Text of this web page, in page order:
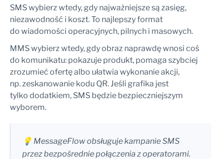
SMS wybierz wtedy, gdy najważniejsze są zasięg,
niezawodność i koszt. To najlepszy format
do wiadomości operacyjnych, pilnych i masowych.
MMS wybierz wtedy, gdy obraz naprawdę wnosi coś
do komunikatu: pokazuje produkt, pomaga szybciej
zrozumieć ofertę albo ułatwia wykonanie akcji,
np. zeskanowanie kodu QR. Jeśli grafika jest
tylko dodatkiem, SMS będzie bezpieczniejszym
wyborem.
💡 MessageFlow obsługuje kampanie SMS
przez bezpośrednie połączenia z operatorami.